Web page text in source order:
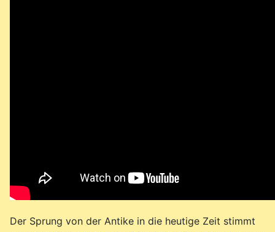
Der Sprung von der Antike in die heutige Zeit stimmt